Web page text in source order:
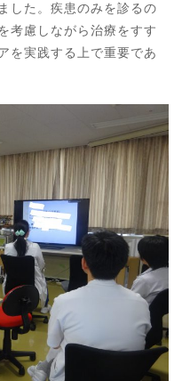
した。疾患のみを診るの
考慮しながら治療をすす
を実践する上で重要であ